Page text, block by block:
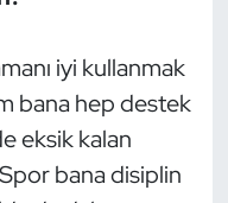
iyi kullanmak
bana hep destek
eksik kalan
bana disiplin